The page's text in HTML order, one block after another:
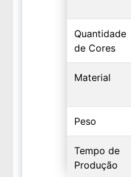
Quantidade
de Cores
Material
Peso
Tempo de
Produção